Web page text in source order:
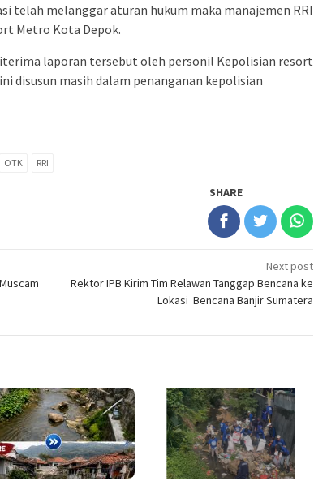
telah melanggar aturan hukum maka manajemen RRI
Metro Kota Depok.
laporan tersebut oleh personil Kepolisian resort
disusun masih dalam penanganan kepolisian
OTK RRI
SHARE
Next post
Rektor IPB Kirim Tim Relawan Tanggap Bencana ke
Lokasi Bencana Banjir Sumatera